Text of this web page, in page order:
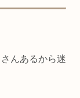
んあるから迷